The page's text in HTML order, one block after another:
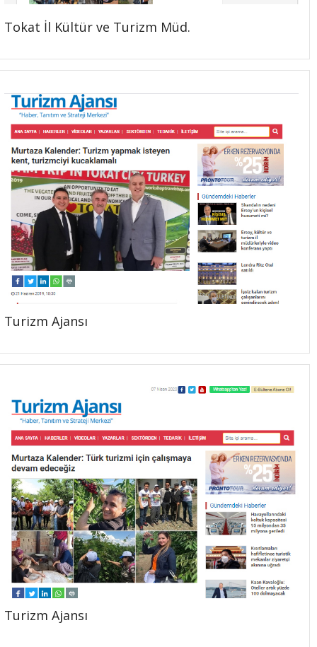
Tokat İl Kültür ve Turizm Müd.
Turizm Ajansı
Turizm Ajansı